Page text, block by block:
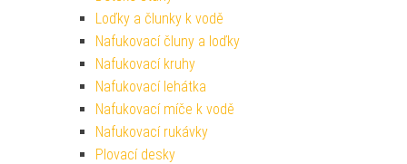
Loďky a člunky k vodě
Nafukovací čluny a loďky
Nafukovací kruhy
Nafukovací lehátka
Nafukovací míče k vodě
Nafukovací rukávky
Plovací desky